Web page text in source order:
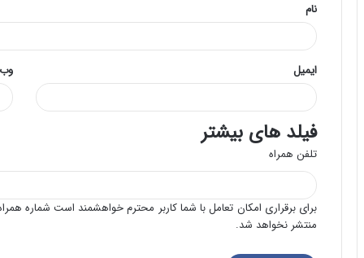
نام
ایمیل
فیلد های بیشتر
تلفن همراه
برای برقراری امکان تعامل با شما کاربر محترم خواهشمند است شماره
منتشر نخواهد شد.